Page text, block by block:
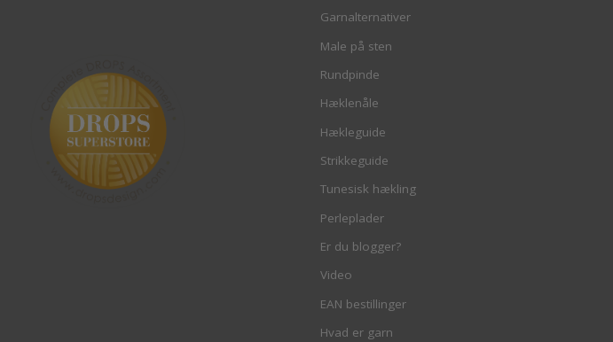
Garnalternativer
Male på sten
Rundpinde
Hæklenåle
Hækleguide
Strikkeguide
Tunesisk hækling
Perleplader
Er du blogger?
Video
EAN bestillinger
Hvad er garn